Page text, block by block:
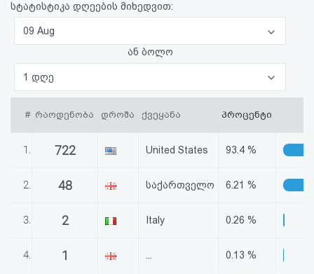
ავტორიზაცია
პაროლის
აღდგენა
HTML
კოდი
სალიცენზიო
სტატისტიკა დღეების მიხედვით:
09 Aug
ან ბოლო
1 დღე
# რაოდენობა დროშა ქვეყანა პროცენტი
1. 722 United States 93.4 %
2. 48 საქართველო 6.21 %
3. 2 Italy 0.26 %
4. 1 0.13 %